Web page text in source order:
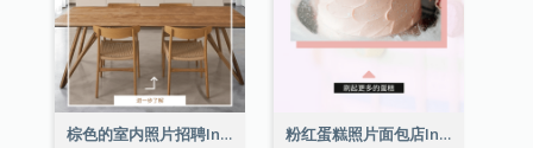
棕色的室内照片招聘Instagram限时动态 粉红蛋糕照片面包店Instagram限时动态